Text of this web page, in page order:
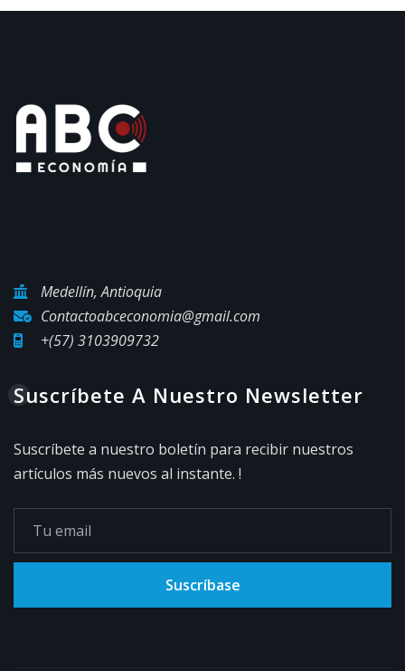
Medellín, Antioquia
Contactoabceconomia@gmail.com
+(57) 3103909732
Suscríbete A Nuestro Newsletter
Suscríbete a nuestro boletín para recibir nuestros
artículos más nuevos al instante. !
Suscríbase